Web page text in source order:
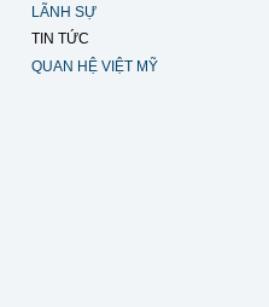
LÃNH SỰ
TIN TỨC
QUAN HỆ VIỆT MỸ